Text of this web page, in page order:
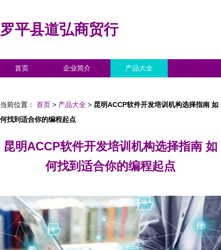
罗平县道弘商贸行
首页 企业简介 产品大全
当前位置： 首页 > 产品大全 > 昆明ACCP软件开发培训机构选择指南 如
何找到适合你的编程起点
昆明ACCP软件开发培训机构选择指南 如
何找到适合你的编程起点